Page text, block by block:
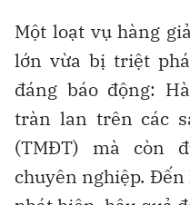
Một loạt vụ hàng
lớn vừa bị triệt
đáng báo động:
tràn lan trên các
(TMĐT) mà còn
chuyên nghiệp.